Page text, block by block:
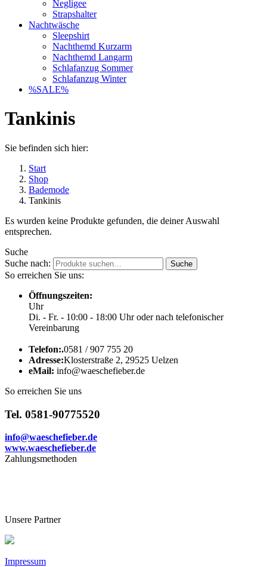
Negligee
Strapshalter
Nachtwäsche
Sleepshirt
Nachthemd Kurzarm
Nachthemd Langarm
Schlafanzug Sommer
Schlafanzug Winter
%SALE%
Tankinis
Sie befinden sich hier:
Start
Shop
Bademode
Tankinis
Es wurden keine Produkte gefunden, die deiner Auswahl
entsprechen.
Suche
Suche nach:
Suche
So erreichen Sie uns:
Öffnungszeiten:
Uhr
Di. - Fr. - 10:00 - 18:00 Uhr oder nach telefonischer
Vereinbarung
Telefon:.0581 / 907 755 20
Adresse:Klosterstraße 2, 29525 Uelzen
eMail: info@waeschefieber.de
So erreichen Sie uns
Tel. 0581-90775520
info@waeschefieber.de
www.waeschefieber.de
Zahlungsmethoden
Unsere Partner
Impressum